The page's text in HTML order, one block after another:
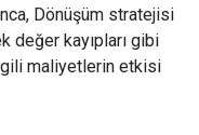
Dönüşüm stratejisi
değer kayıpları gibi
maliyetlerin etkisi